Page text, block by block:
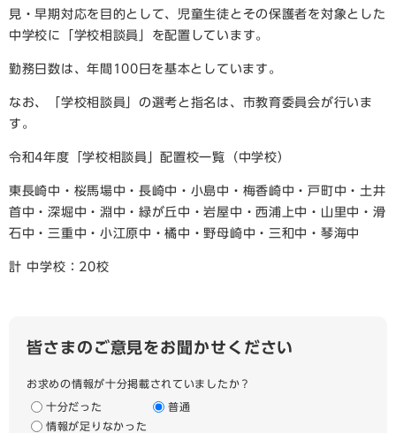
見・早期対応を目的として、児童生徒とその保護者を対象とした
中学校に「学校相談員」を配置しています。
勤務日数は、年間100日を基本としています。
なお、「学校相談員」の選考と指名は、市教育委員会が行いま
す。
令和4年度「学校相談員」配置校一覧（中学校）
東長崎中・桜馬場中・長崎中・小島中・梅香崎中・戸町中・土井
首中・深堀中・淵中・緑が丘中・岩屋中・西浦上中・山里中・滑
石中・三重中・小江原中・橘中・野母崎中・三和中・琴海中
計 中学校：20校
皆さまのご意見をお聞かせください
お求めの情報が十分掲載されていましたか？
十分だった
普通
情報が足りなかった